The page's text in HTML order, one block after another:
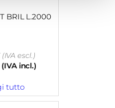
BRIL L.2000
(IVA escl.)
(IVA incl.)
tutto